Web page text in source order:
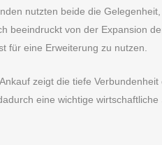
nutzten beide die
beeindruckt von der Expansion
für eine Erweiterung zu nutzen.
zeigt die tiefe
eine wichtige